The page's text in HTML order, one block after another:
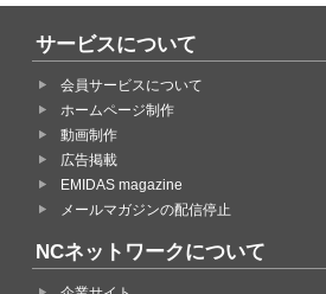
サービスについて
会員サービスについて
ホームページ制作
動画制作
広告掲載
EMIDAS magazine
メールマガジンの配信停止
NCネットワークについて